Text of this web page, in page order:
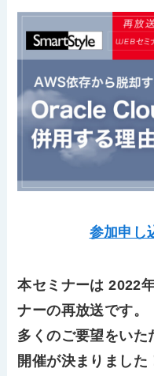
参加申し
本セミナーは 2022
ナーの再放送です。
多くのご要望をいた
開催が決まりました